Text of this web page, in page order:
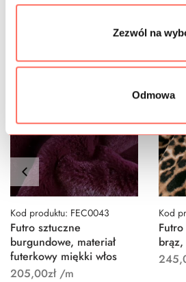
Zezwól na
Odmowa
Podobne
Kod produktu: FEC0043
Futro sztuczne
burgundowe, materiał
futerkowy miękki włos
205,00zł/m
Kod